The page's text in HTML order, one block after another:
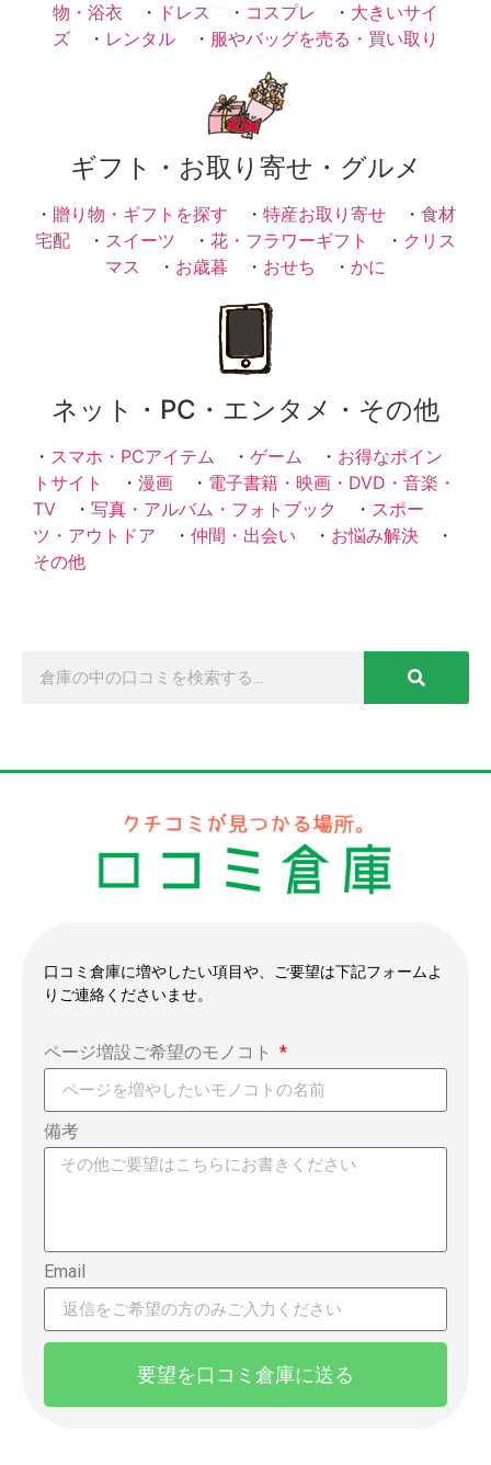
物・浴衣 ・ ドレス ・ コスプレ ・ 大きいサイ
ズ ・ レンタル ・ 服やバッグを売る・買い取り
ギフト・お取り寄せ・グルメ
・ 贈り物・ギフトを探す ・ 特産お取り寄せ ・ 食材
宅配 ・ スイーツ ・ 花・フラワーギフト ・ クリス
マス ・ お歳暮 ・ おせち ・ かに
ネット・PC・エンタメ・その他
・ スマホ・PCアイテム ・ ゲーム ・ お得なポイン
トサイト
・ 漫画 ・ 電子書籍・映画・DVD・音楽・
TV ・ 写真・アルバム・フォトブック ・ スポー
ツ・アウトドア ・ 仲間・出会い ・ お悩み解決 ・
その他
口コミ倉庫に増やしたい項目や、ご要望は下記フォームよ
りご連絡くださいませ。
ページ増設ご希望のモノコト
備考
Email
要望を口コミ倉庫に送る